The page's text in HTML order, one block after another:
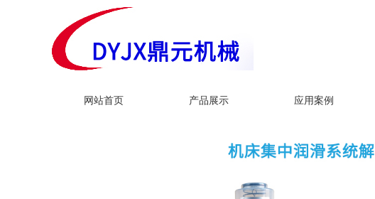
网站首页 产品展示 应用案例